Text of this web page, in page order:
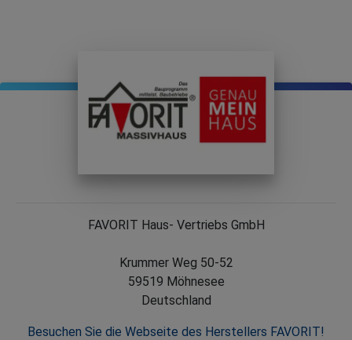
FAVORIT Haus- Vertriebs GmbH
Krummer Weg 50-52
59519 Möhnesee
Deutschland
Besuchen Sie die Webseite des Herstellers FAVORIT!